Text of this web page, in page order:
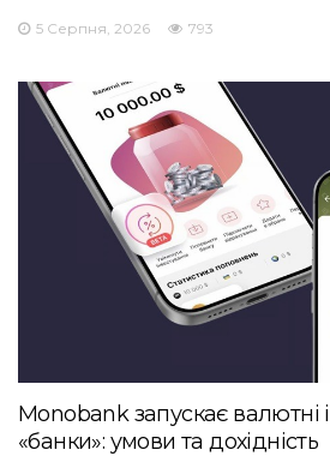
5 Серпня, 2026 793
Monobank запускає валютні
«банки»: умови та дохідність